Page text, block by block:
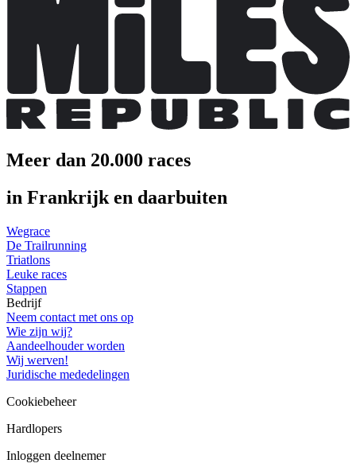
Meer dan 20.000 races
in Frankrijk en daarbuiten
Wegrace
De Trailrunning
Triatlons
Leuke races
Stappen
Bedrijf
Neem contact met ons op
Wie zijn wij?
Aandeelhouder worden
Wij werven!
Juridische mededelingen
Cookiebeheer
Hardlopers
Inloggen deelnemer